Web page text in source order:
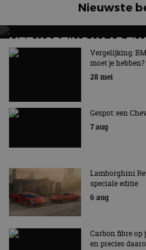
Nieuwste
MET KORTING NAAR EV
AUTORAI REGELT HET!
EV Experience 2026 van 24
Vergelijking:
moet je hebben?
28 mei
Gespot: een
7 aug
Lamborghini
speciale editie
6 aug
Carbon fibre op
en precies